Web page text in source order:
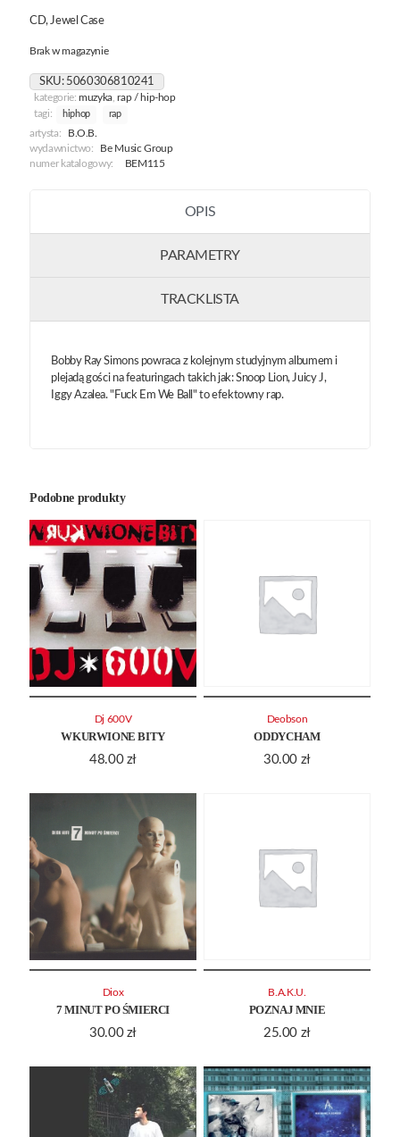
CD, Jewel Case
Brak w magazynie
SKU: 5060306810241
kategorie:muzyka ,rap / hip-hop
tagi:
hiphop rap
artysta:
B.O.B.
wydawnictwo:
Be Music Group
numer katalogowy:
BEM115
OPIS
PARAMETRY
TRACKLISTA
Bobby Ray Simons powraca z kolejnym studyjnym albumem i
plejadą gości na featuringach takich jak: Snoop Lion, Juicy J,
Iggy Azalea. "Fuck Em We Ball" to efektowny rap.
Podobne produkty
WKURWIONE BITY
48.00 zł
Dj 600V
ODDYCHAM
30.00 zł
Deobson
7 MINUT PO ŚMIERCI
30.00 zł
Diox
POZNAJ MNIE
25.00 zł
B.A.K.U.